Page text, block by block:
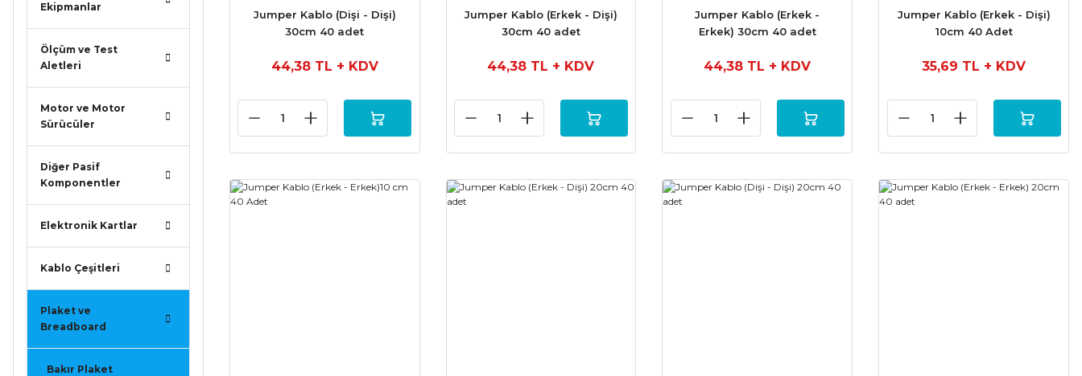
Ekipmanlar
Ölçüm ve Test
Aletleri
Motor ve Motor
Sürücüler
Diğer Pasif
Komponentler
Elektronik Kartlar
Kablo Çeşitleri
Plaket ve
Breadboard
Bakır Plaket
Jumper Kablo (Dişi - Dişi)
30cm 40 adet
44,38 TL + KDV
Jumper Kablo (Erkek - Dişi)
30cm 40 adet
44,38 TL + KDV
Jumper Kablo (Erkek -
Erkek) 30cm 40 adet
44,38 TL + KDV
Jumper Kablo (Erkek - Dişi)
10cm 40 Adet
35,69 TL + KDV